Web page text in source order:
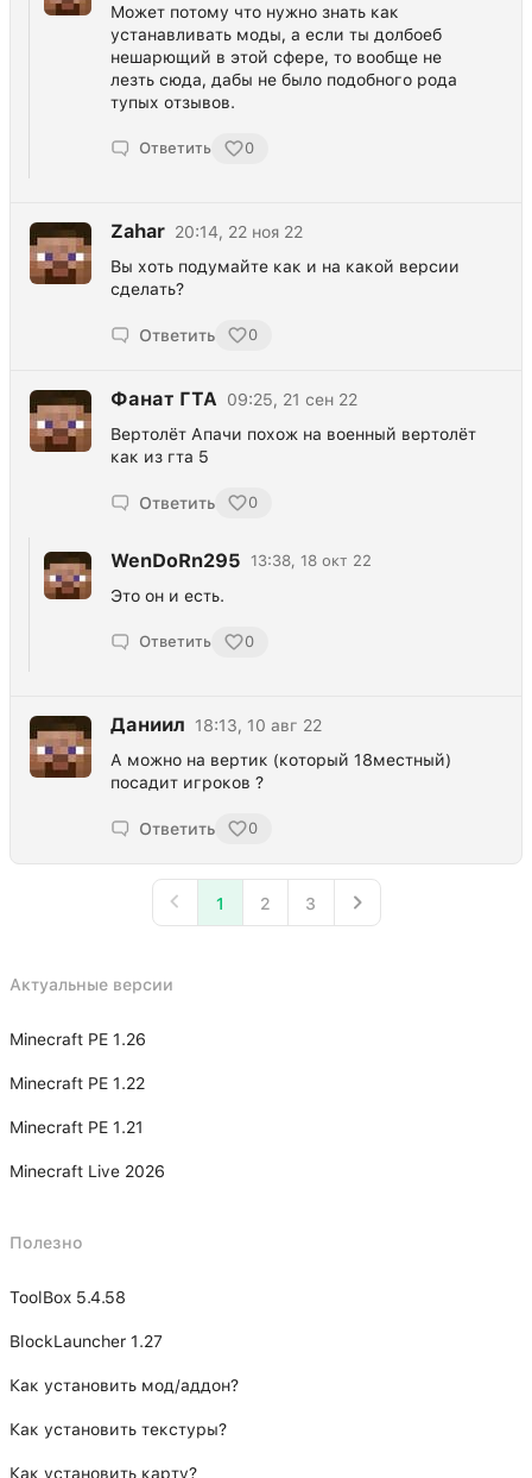
Может потому что нужно знать как
устанавливать моды, а если ты дoлбоeб
нешарющий в этой сфере, то вообще не
лезть сюда, дабы не было подобного рода
тупых отзывов.
Ответить 0
Zahar 20:14, 22 ноя 22
Вы хоть подумайте как и на какой версии
сделать?
Ответить 0
Фанат ГТА
09:25, 21 сен 22
Вертолёт Апачи похож на военный вертолёт
как из гта 5
Ответить 0
WenDoRn295 13:38, 18 окт 22
Это он и есть.
Ответить 0
Даниил
18:13, 10 авг 22
А можно на вертик (который 18местный)
посадит игроков ?
Ответить 0
1 2 3
Актуальные версии
Minecraft PE 1.26
Minecraft PE 1.22
Minecraft PE 1.21
Minecraft Live 2026
Полезно
ToolBox 5.4.58
BlockLauncher 1.27
Как установить мод/аддон?
Как установить текстуры?
Как установить карту?